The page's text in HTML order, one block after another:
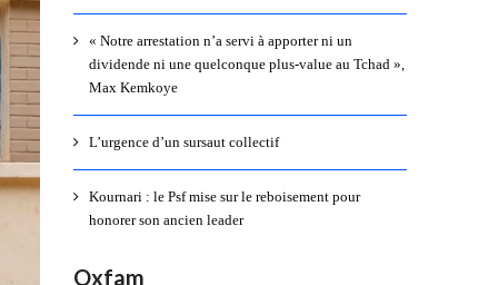
« Notre arrestation n’a servi à apporter ni un
dividende ni une quelconque plus-value au Tchad »,
Max Kemkoye
L’urgence d’un sursaut collectif
Kournari : le Psf mise sur le reboisement pour
honorer son ancien leader
Oxfam